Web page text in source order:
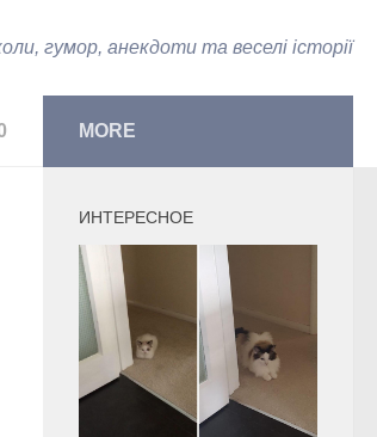
гумор, анекдоти та веселі історії
MORE
ИНТЕРЕСНОЕ